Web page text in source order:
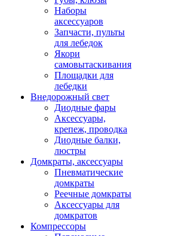
Наборы
аксессуаров
Запчасти, пульты
для лебедок
Якори
самовытаскивания
Площадки для
лебедки
Внедорожный свет
Диодные фары
Аксессуары,
крепеж, проводка
Диодные балки,
люстры
Домкраты, аксессуары
Пневматические
домкраты
Реечные домкраты
Аксессуары для
домкратов
Компрессоры